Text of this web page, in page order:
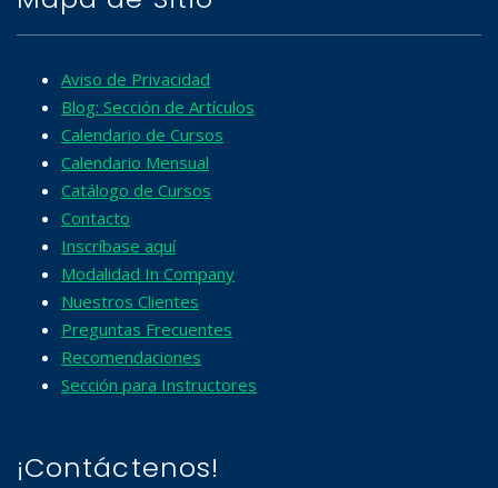
Aviso de Privacidad
Blog: Sección de Artículos
Calendario de Cursos
Calendario Mensual
Catálogo de Cursos
Contacto
Inscríbase aquí
Modalidad In Company
Nuestros Clientes
Preguntas Frecuentes
Recomendaciones
Sección para Instructores
¡Contáctenos!